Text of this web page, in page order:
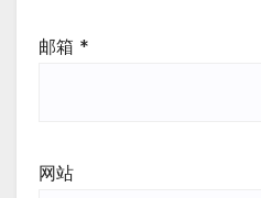
邮箱 *
网站